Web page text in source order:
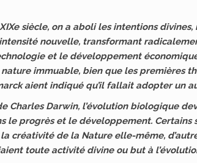
siècle, on a aboli les intentions
nouvelle, transformant
et le développement
immuable, bien que les premières
aient indiqué qu’il fallait adopter un
Charles Darwin, l’évolution biologique
le progrès et le développement. Certains
créativité de la Nature elle-même,
toute activité divine ou but à